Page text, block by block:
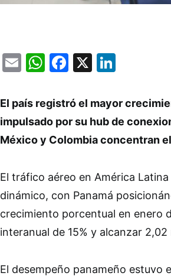
EmailWhatsApp
Facebook
X
El país registró el mayor
impulsado por su hub de
México y Colombia concentran
El tráfico aéreo en América
dinámico, con Panamá
crecimiento porcentual en enero
interanual de 15% y alcanzar
El desempeño panameño estuvo